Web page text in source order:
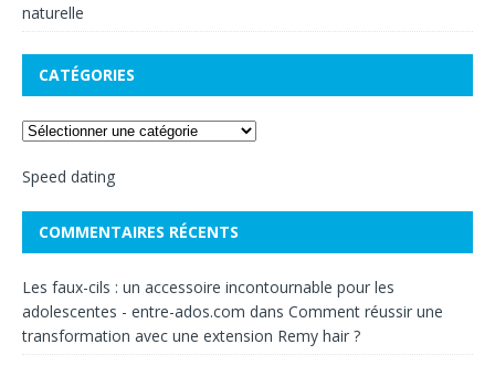
naturelle
CATÉGORIES
Speed dating
COMMENTAIRES RÉCENTS
Les faux-cils : un accessoire incontournable pour les
adolescentes - entre-ados.com dans Comment réussir une
transformation avec une extension Remy hair ?